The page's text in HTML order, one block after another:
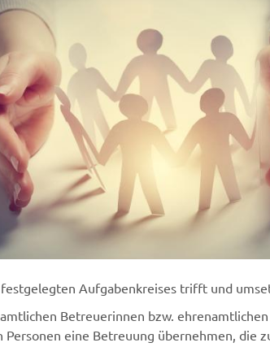
Aufgabenkreises trifft und
Betreuerinnen bzw.
eine Betreuung übernehmen, die